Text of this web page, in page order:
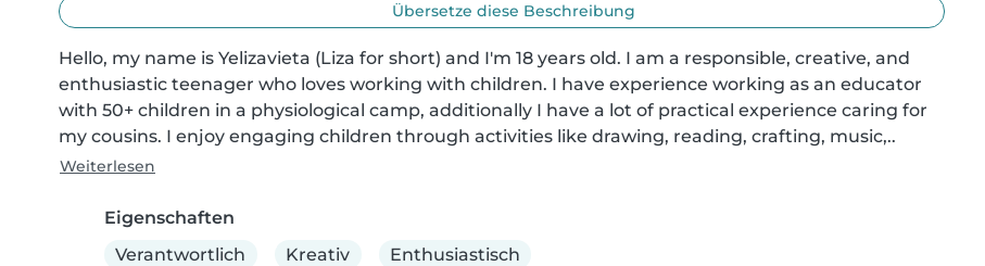
Übersetze diese Beschreibung
Hello, my name is Yelizavieta (Liza for short) and I'm 18 years old. I am a responsible, creative, and
enthusiastic teenager who loves working with children. I have experience working as an educator
with 50+ children in a physiological camp, additionally I have a lot of practical experience caring for
my cousins. I enjoy engaging children through activities like drawing, reading, crafting, music,..
Weiterlesen
Eigenschaften
Verantwortlich
Kreativ Enthusiastisch